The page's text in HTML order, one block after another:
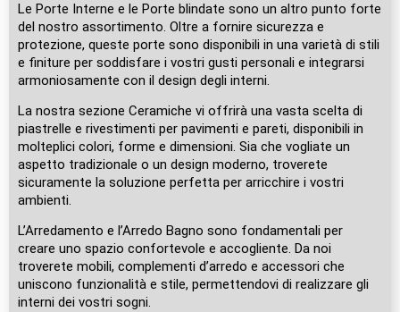
Le Porte Interne e le Porte blindate sono un altro punto forte
del nostro assortimento. Oltre a fornire sicurezza e
protezione, queste porte sono disponibili in una varietà di stili
e finiture per soddisfare i vostri gusti personali e integrarsi
armoniosamente con il design degli interni.
La nostra sezione Ceramiche vi offrirà una vasta scelta di
piastrelle e rivestimenti per pavimenti e pareti, disponibili in
molteplici colori, forme e dimensioni. Sia che vogliate un
aspetto tradizionale o un design moderno, troverete
sicuramente la soluzione perfetta per arricchire i vostri
ambienti.
L’Arredamento e l’Arredo Bagno sono fondamentali per
creare uno spazio confortevole e accogliente. Da noi
troverete mobili, complementi d’arredo e accessori che
uniscono funzionalità e stile, permettendovi di realizzare gli
interni dei vostri sogni.